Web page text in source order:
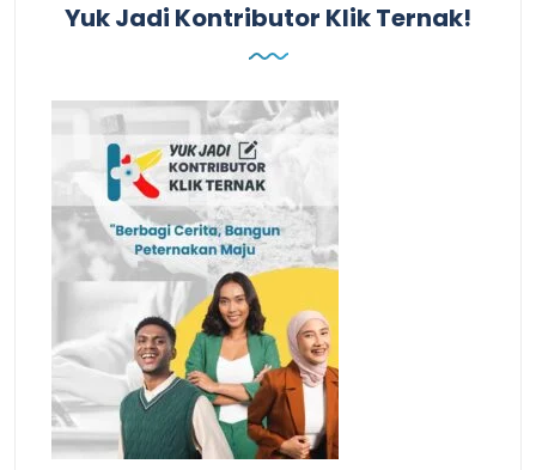
Yuk Jadi Kontributor Klik Ternak!